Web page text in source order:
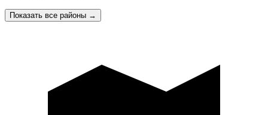
Показать все районы →